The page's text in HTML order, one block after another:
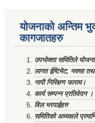
योजनाको अन्तिम
कागजातहरु
उपभोक्ता समितिले
लागत ईष्टिमेट, नक्सा
नापी निरिक्षण फाराम।
कार्य सम्पन्न प्रतिवेदन ।
विल भरपाईहरु
समितिको अध्यक्षले